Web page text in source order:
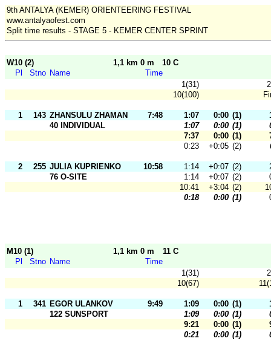
9th ANTALYA (KEMER) ORIENTEERING FESTIVAL
www.antalyaofest.com
Split time results - STAGE 5 - KEMER CENTER SPRINT
W10 (2) 1,1 km 0 m
10 C
Pl
Stno Name
Time
1(31)
10(100)
1 143 ZHANSULU ZHAMANBAYEVA
7:48 1:07 0:00 (1)
40 INDIVIDUAL
1:07 0:00 (1)
7:37
0:00 (1)
0:23
+0:05 (2)
2 255 JULIA KUPRIENKO 10:58 1:14 +0:07 (2)
76 O-SITE
1:14 +0:07 (2)
10:41
+3:04 (2)
0:18
0:00 (1)
M10 (1) 1,1 km 0 m
11 C
Pl
Stno Name
Time
1(31)
10(67)
1 341 EGOR ULANKOV 9:49 1:09 0:00 (1)
122 SUNSPORT
1:09 0:00 (1)
9:21
0:00 (1)
0:21
0:00 (1)